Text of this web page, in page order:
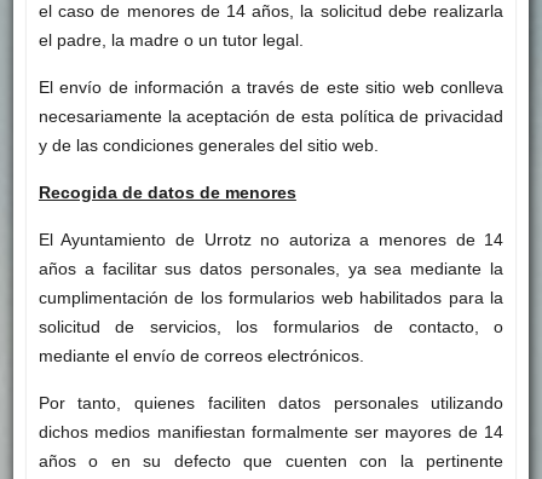
el caso de menores de 14 años, la solicitud debe realizarla
el padre, la madre o un tutor legal.
El envío de información a través de este sitio web conlleva
necesariamente la aceptación de esta política de privacidad
y de las condiciones generales del sitio web.
Recogida de datos de menores
El Ayuntamiento de Urrotz no autoriza a menores de 14
años a facilitar sus datos personales, ya sea mediante la
cumplimentación de los formularios web habilitados para la
solicitud de servicios, los formularios de contacto, o
mediante el envío de correos electrónicos.
Por tanto, quienes faciliten datos personales utilizando
dichos medios manifiestan formalmente ser mayores de 14
años o en su defecto que cuenten con la pertinente